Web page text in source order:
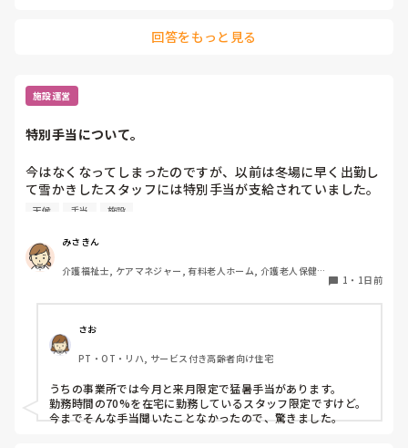
そういう職員はなんで辞めさせないんだろう…
回答をもっと見る
施設運営
特別手当について。
今はなくなってしまったのですが、以前は冬場に早く出勤し
て雪かきしたスタッフには特別手当が支給されていました。
皆さんの施設ではそういった限定的でユニークな手当はあり
たスタッフにも支給がありました。よろしくお願いします。
天候 手当 施設
みさきん
介護福祉士, ケアマネジャー, 有料老人ホーム, 介護老人保健施
1 ・ 1日前
さお
PT・OT・リハ, サービス付き高齢者向け住宅
うちの事業所では今月と来月限定で猛暑手当があります。
勤務時間の70%を在宅に勤務しているスタッフ限定ですけど。
今までそんな手当聞いたことなかったので、驚きました。